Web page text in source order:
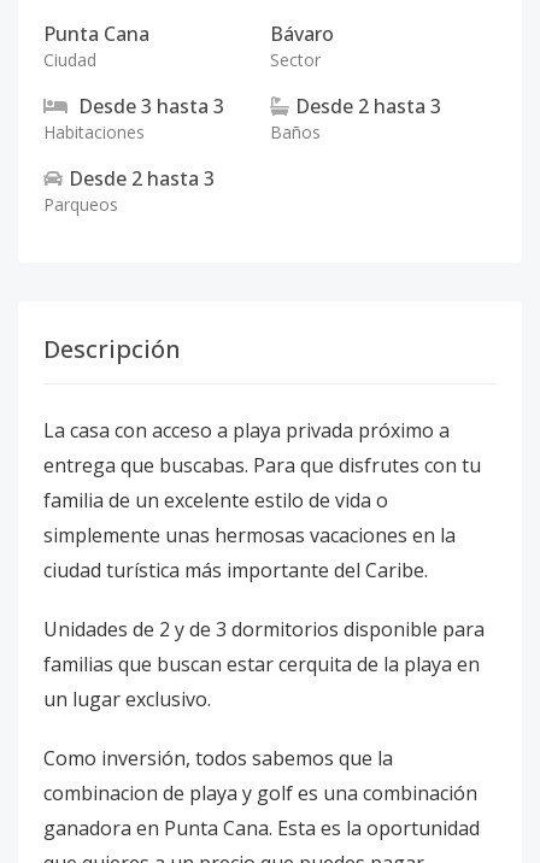
Punta Cana
Ciudad
Bávaro
Sector
Desde3 hasta 3
Habitaciones
Desde 2 hasta 3
Baños
Desde 2 hasta 3
Parqueos
Descripción
La casa con acceso a playa privada próximo a
entrega que buscabas. Para que disfrutes con tu
familia de un excelente estilo de vida o
simplemente unas hermosas vacaciones en la
ciudad turística más importante del Caribe.
Unidades de 2 y de 3 dormitorios disponible para
familias que buscan estar cerquita de la playa en
un lugar exclusivo.
Como inversión, todos sabemos que la
combinacion de playa y golf es una combinación
ganadora en Punta Cana. Esta es la oportunidad